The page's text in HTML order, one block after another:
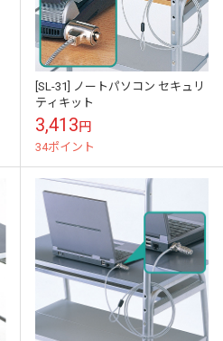
[SL-31] ノートパソコン セキュリ
ティキット
3,413円
34ポイント